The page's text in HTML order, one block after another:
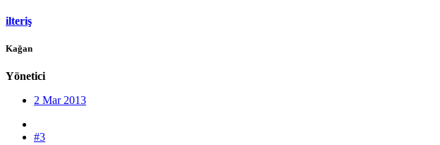
ilteriş
Kağan
Yönetici
2 Mar 2013
#3